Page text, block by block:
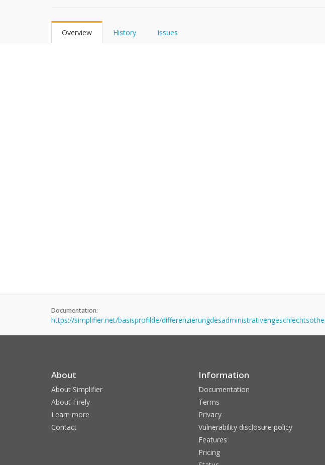
Overview History Issues
Documentation:
https://simplifier.net/basisprofilde/
About
About Simplifier
About Firely
Learn more
Contact
Information
Documentation
Terms
Privacy
Vulnerability disclosure policy
Features
Pricing